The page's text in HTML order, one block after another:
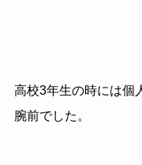
高校3年生の時には個
腕前でした。